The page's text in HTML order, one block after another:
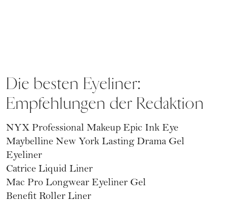
Die besten Eyeliner:
Empfehlungen der Redaktion
NYX Professional Makeup Epic Ink Eye
Maybelline New York Lasting Drama Gel
Eyeliner
Catrice Liquid Liner
Mac Pro Longwear Eyeliner Gel
Benefit Roller Liner